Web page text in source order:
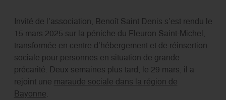
Invité de l’association, Benoît Saint Denis s’est rendu le
15 mars 2025 sur la péniche du Fleuron Saint-Michel,
transformée en centre d’hébergement et de réinsertion
sociale pour personnes en situation de grande
précarité. Deux semaines plus tard, le 29 mars, il a
rejoint une maraude sociale dans la région de
Bayonne.